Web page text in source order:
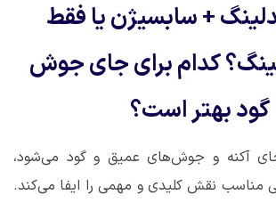
+ سابسیژن یا فقط
کدام برای جای جوش
گود بهتر است؟
آکنه و جوش‌های عمیق و گود می‌شود،
مناسب نقش کلیدی و مهمی را ایفا می‌کند.